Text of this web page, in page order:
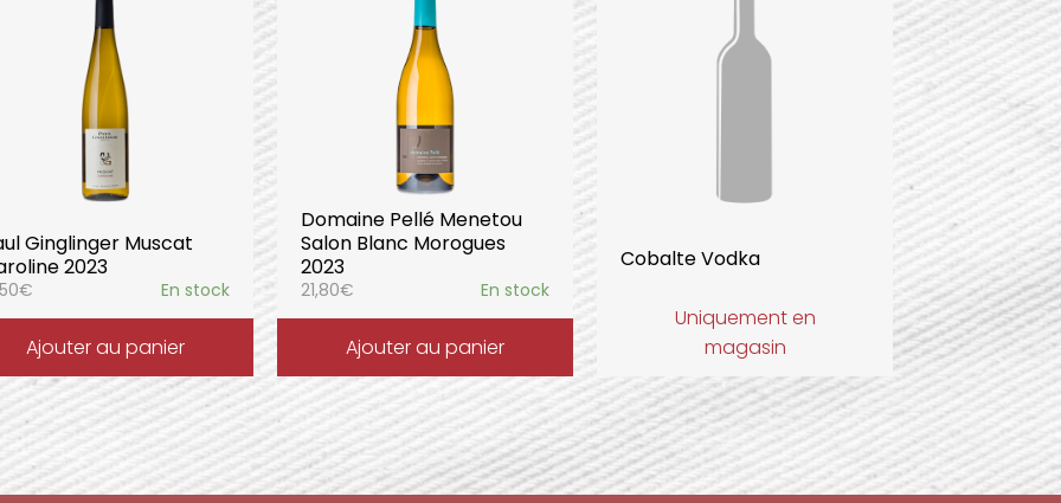
Ginglinger Muscat
2023
€ En stock
Ajouter au panier
Domaine Pellé Menetou
Salon Blanc Morogues
2023
21,80€ En stock
Ajouter au panier
Cobalte Vodka
Uniquement en
magasin